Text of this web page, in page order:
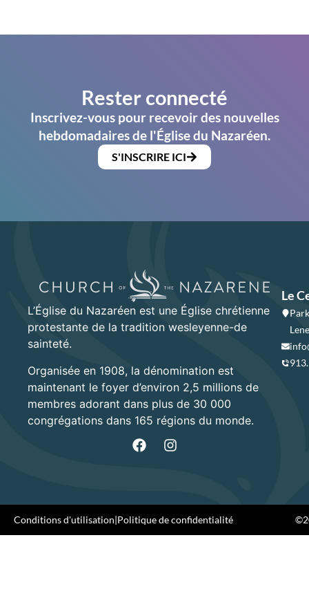
Rester connecté
Inscrivez-vous pour recevoir des nouvelles
hebdomadaires de l'Église du Nazaréen.
S'INSCRIRE ICI
L’Église du Nazaréen est une Église chrétienne
protestante de la tradition wesleyenne-de
sainteté.
Organisée en 1908, la dénomination est
maintenant le foyer d’environ 2,5 millions de
membres adorant dans plus de 30 000
congrégations dans 165 régions du monde.
Le
Conditions d'utilisation|Politique de confidentialité